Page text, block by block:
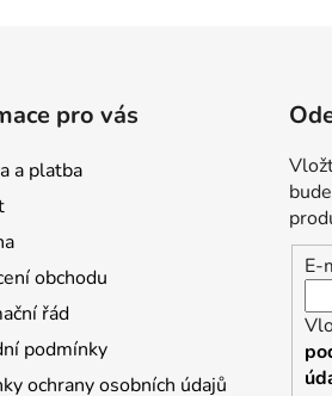
pro vás
a platba
obchodu
řád
podmínky
ochrany osobních údajů
E-